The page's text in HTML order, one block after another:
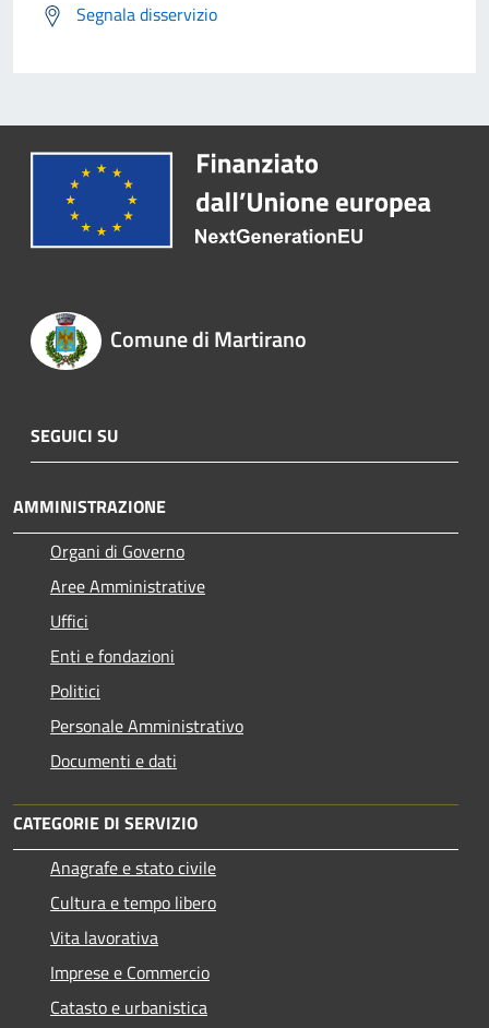
Segnala disservizio
Comune di Martirano
SEGUICI SU
AMMINISTRAZIONE
Organi di Governo
Aree Amministrative
Uffici
Enti e fondazioni
Politici
Personale Amministrativo
Documenti e dati
CATEGORIE DI SERVIZIO
Anagrafe e stato civile
Cultura e tempo libero
Vita lavorativa
Imprese e Commercio
Catasto e urbanistica